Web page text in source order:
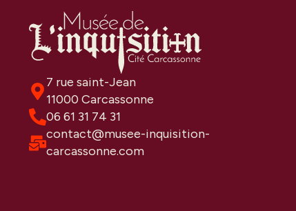
7 rue saint-Jean
11000 Carcassonne
06 61 31 74 31
contact@musee-inquisition-
carcassonne.com